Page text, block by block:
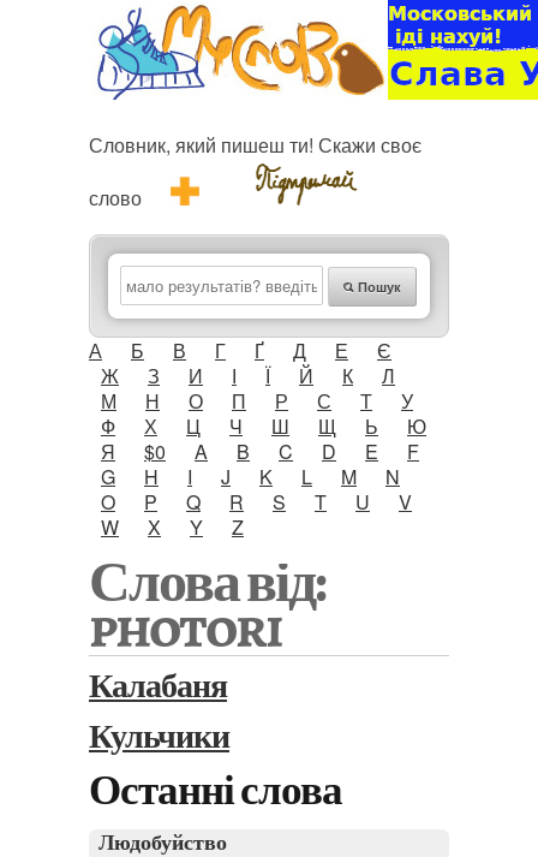
Словник, який пишеш ти! Скажи своє
слово
Пошук
А Б В Г Ґ Д Е
Є
Ж
З И І Ї Й К
Л
М
Н О П Р С Т
У
Ф
Х Ц Ч Ш Щ Ь
Ю
Я
$0 A B C D E
F
G
H I J K L M
N
O
P Q R S T U
V
W
X Y Z
Слова від:
photori
Калабаня
Кульчики
Останні слова
Людобуйство